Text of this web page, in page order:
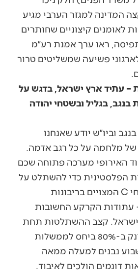
המדינה למגזר הערבי מגיע
לאומנים קיצוניים שחותרים
ראו ערך אמנת רע״מ
או לארגוני פשיעה שמשליטים טרור
עתיד ארץ ישראל, בדגש על
בגליל ובשטחי יהודה
וביו״ש יודע שאנחנו
של מלחמה על כל רגב אדמה.
האירופי מערכה פתוחה שכם
הפלסטינית כדי להשתלט על
כמה שיותר משטחי C המצויים בריבונות
עתודות הקרקע החשובות
ישראל. קצב ההשתלטות תחת
הממשל הנוכחי זינק ב-80% ביחס לממשלות
נבנים למעלה ממאה
דונמים הולכים לאיבוד.